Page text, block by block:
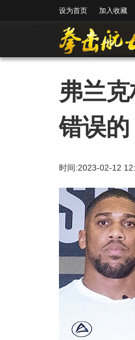
设为首页 加入收藏
弗兰
错误的
时间:2023-02-12